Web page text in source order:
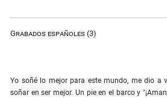
Grabados españoles (3)
Yo soñé lo mejor para este mundo, me dio a
soñar en ser mejor. Un pie en el barco y